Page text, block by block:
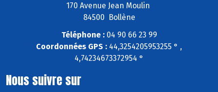
170 Avenue Jean Moulin
84500 Bollène
Téléphone :04 90 66 23 99
Coordonnées GPS : 44,3254205953255 ° ,
4,74234673372954 °
Nous suivre sur